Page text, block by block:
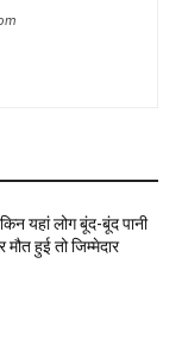
यहां लोग बूंद-बूंद पानी
हुई तो जिम्मेदार